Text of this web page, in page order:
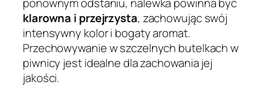
ponownym odstaniu, nalewka powinna być
klarowna i przejrzysta, zachowując swój
intensywny kolor i bogaty aromat.
Przechowywanie w szczelnych butelkach w
piwnicy jest idealne dla zachowania jej
jakości.